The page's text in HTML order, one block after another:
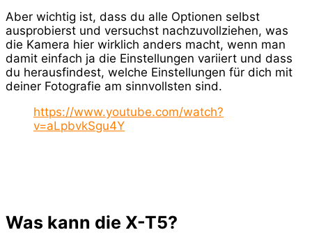
Aber wichtig ist, dass du alle Optionen selbst
ausprobierst und versuchst nachzuvollziehen, was
die Kamera hier wirklich anders macht, wenn man
damit einfach ja die Einstellungen variiert und dass
du herausfindest, welche Einstellungen für dich mit
deiner Fotografie am sinnvollsten sind.
https://www.youtube.com/watch?
v=aLpbvkSgu4Y
Was kann die X-T5?